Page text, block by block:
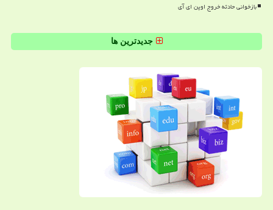
بازخوانی حادثه خروج اوپن ای آی
جدیدترین ها